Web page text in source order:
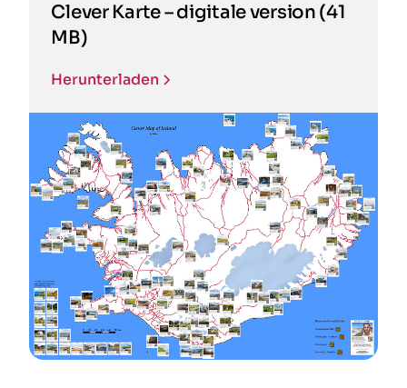
Clever Karte – digitale version (41
MB)
Herunterladen